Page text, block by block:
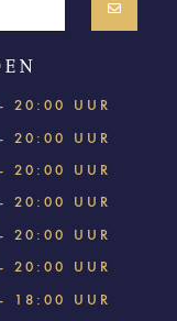
20:00 UUR
20:00 UUR
20:00 UUR
20:00 UUR
20:00 UUR
20:00 UUR
18:00 UUR